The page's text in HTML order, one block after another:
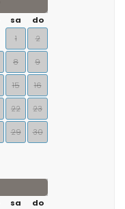
sa
do
1
2
8 9
15 16
22 23
29 30
sa
do